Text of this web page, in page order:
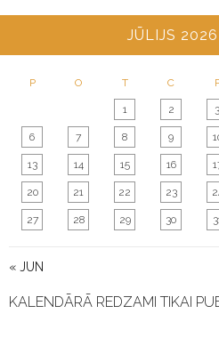
JŪLIJS 2026
P O T C
« JUN
1 2 3
6 7 8 9
13 14 15 16
20 21 22 23
27 28 29 30
KALENDĀRĀ REDZAMI TIKAI